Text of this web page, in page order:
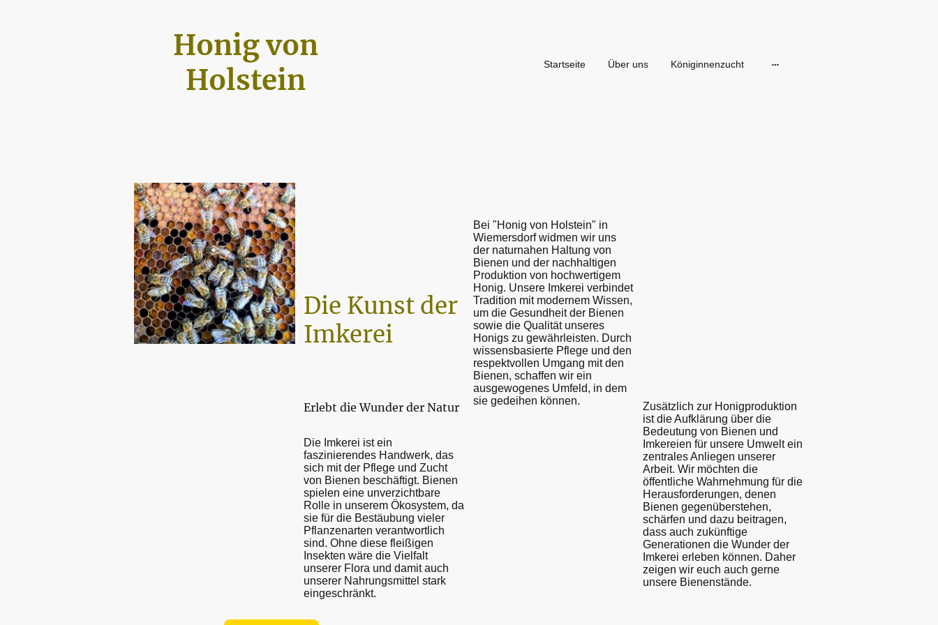
Honig von
Holstein
Startseite Über uns Königinnenzucht
Bei "Honig von Holstein" in
Wiemersdorf widmen wir uns
der naturnahen Haltung von
Bienen und der nachhaltigen
Produktion von hochwertigem
Honig. Unsere Imkerei verbindet
Tradition mit modernem Wissen,
um die Gesundheit der Bienen
sowie die Qualität unseres
Honigs zu gewährleisten. Durch
wissensbasierte Pflege und den
respektvollen Umgang mit den
Bienen, schaffen wir ein
ausgewogenes Umfeld, in dem
sie gedeihen können.
Die Kunst der
Imkerei
Erlebt die Wunder der Natur
Zusätzlich zur Honigproduktion
ist die Aufklärung über die
Bedeutung von Bienen und
Imkereien für unsere Umwelt ein
zentrales Anliegen unserer
Arbeit. Wir möchten die
öffentliche Wahrnehmung für die
Herausforderungen, denen
Bienen gegenüberstehen,
schärfen und dazu beitragen,
dass auch zukünftige
Generationen die Wunder der
Imkerei erleben können. Daher
zeigen wir euch auch gerne
unsere Bienenstände.
Die Imkerei ist ein
faszinierendes Handwerk, das
sich mit der Pflege und Zucht
von Bienen beschäftigt. Bienen
spielen eine unverzichtbare
Rolle in unserem Ökosystem, da
sie für die Bestäubung vieler
Pflanzenarten verantwortlich
sind. Ohne diese fleißigen
Insekten wäre die Vielfalt
unserer Flora und damit auch
unserer Nahrungsmittel stark
eingeschränkt.